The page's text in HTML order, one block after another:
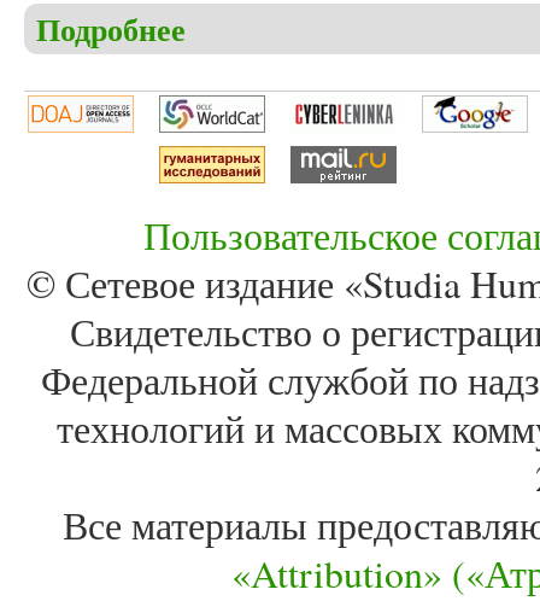
Подробнее
Пользовательское
© Сетевое издание «Studia
Свидетельство о
Федеральной службой по
технологий и массовых
Все материалы
«Attribution»